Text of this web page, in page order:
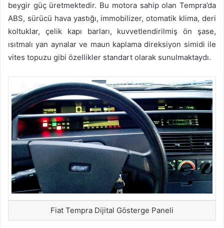
beygir güç üretmektedir. Bu motora sahip olan Tempra’da
ABS, sürücü hava yastığı, immobilizer, otomatik klima, deri
koltuklar, çelik kapı barları, kuvvetlendirilmiş ön şase,
ısıtmalı yan aynalar ve maun kaplama direksiyon simidi ile
vites topuzu gibi özellikler standart olarak sunulmaktaydı.
Fiat Tempra Dijital Gösterge Paneli